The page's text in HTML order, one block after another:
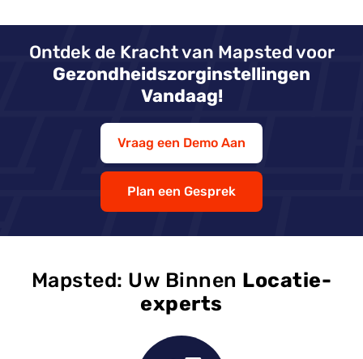
Ontdek de Kracht van Mapsted voor
Gezondheidszorginstellingen
Vandaag!
Vraag een Demo Aan
Plan een Gesprek
Mapsted: Uw Binnen Locatie-
experts